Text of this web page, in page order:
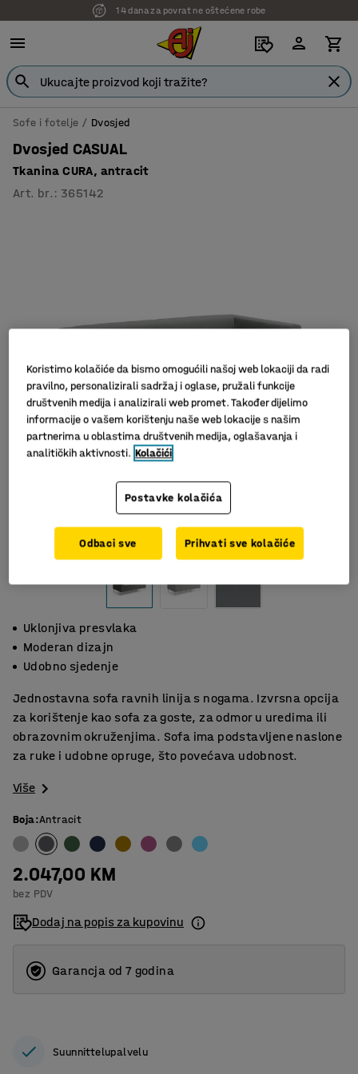
14 dana za povrat ne oštećene robe
7 godina garancije
Sofe i fotelje Dvosjed
Dvosjed CASUAL
Tkanina CURA, antracit
Art. br. : 365142
Slični proizvodi
Uklonjiva presvlaka
Moderan dizajn
Udobno sjedenje
Jednostavna sofa ravnih linija s nogama. Izvrsna opcija
za korištenje kao sofa za goste, za odmor u uredima ili
obrazovnim okruženjima. Sofa ima podstavljene naslone
za ruke i udobne opruge, što povećava udobnost.
Više
Boja:Antracit
2.047,00 KM
bez PDV
Dodaj na popis za kupovinu
Garancja od 7 godina
Suunnittelupalvelu
Koristimo kolačiće da bismo omogućili našoj web lokaciji da radi
pravilno, personalizirali sadržaj i oglase, pružali funkcije
društvenih medija i analizirali web promet. Također dijelimo
informacije o vašem korištenju naše web lokacije s našim
partnerima u oblastima društvenih medija, oglašavanja i
analitičkih aktivnosti. Kolačići
Postavke kolačića
Odbaci sve Prihvati sve kolačiće